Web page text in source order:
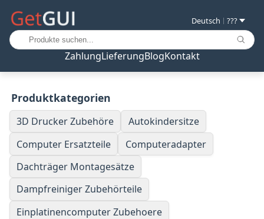
ZahlungLieferungBlogKontakt
Deutsch | ???
Produktkategorien
3D Drucker Zubehöre
Autokindersitze
Computer Ersatzteile
Computeradapter
Dachträger Montagesätze
Dampfreiniger Zubehörteile
Einplatinencomputer Zubehoere